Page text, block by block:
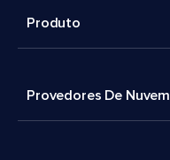
Produto
Provedores De Nuvem